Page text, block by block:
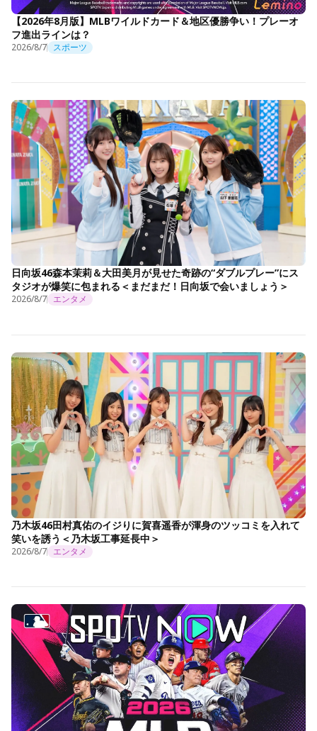
【2026年8月版】MLBワイルドカード＆地区優勝争い！プレーオ
フ進出ラインは？
2026/8/7 スポーツ
日向坂46森本茉莉＆大田美月が見せた奇跡の“ダブルプレー”にス
タジオが爆笑に包まれる＜まだまだ！日向坂で会いましょう＞
2026/8/7 エンタメ
乃木坂46田村真佑のイジりに賀喜遥香が渾身のツッコミを入れて
笑いを誘う＜乃木坂工事延長中＞
2026/8/7 エンタメ